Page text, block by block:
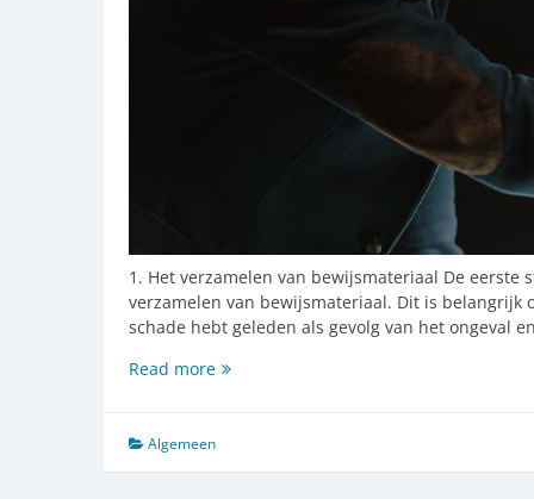
1. Het verzamelen van bewijsmateriaal De
verzamelen van bewijsmateriaal. Dit is
schade hebt geleden als gevolg van het ongeval
Read moreEen
het
afhandelen
Algemeen